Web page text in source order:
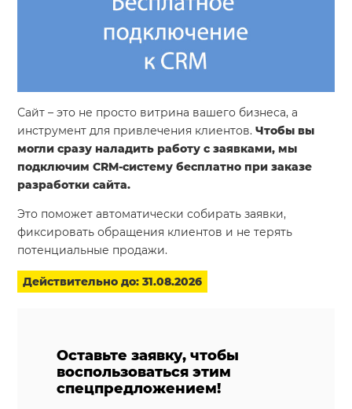
Система продаж для мебельного бизнеса
Система продаж для туристического бизнеса
Акции
Проекты
Сайт – это не просто витрина вашего бизнеса, а
инструмент для привлечения клиентов.Чтобы вы
могли сразу наладить работу с заявками, мы
подключим CRM-систему бесплатно при заказе
разработки сайта.
Это поможет автоматически собирать заявки,
фиксировать обращения клиентов и не терять
потенциальные продажи.
Действительно до: 31.08.2026
Оставьте заявку, чтобы
воспользоваться этим
спецпредложением!